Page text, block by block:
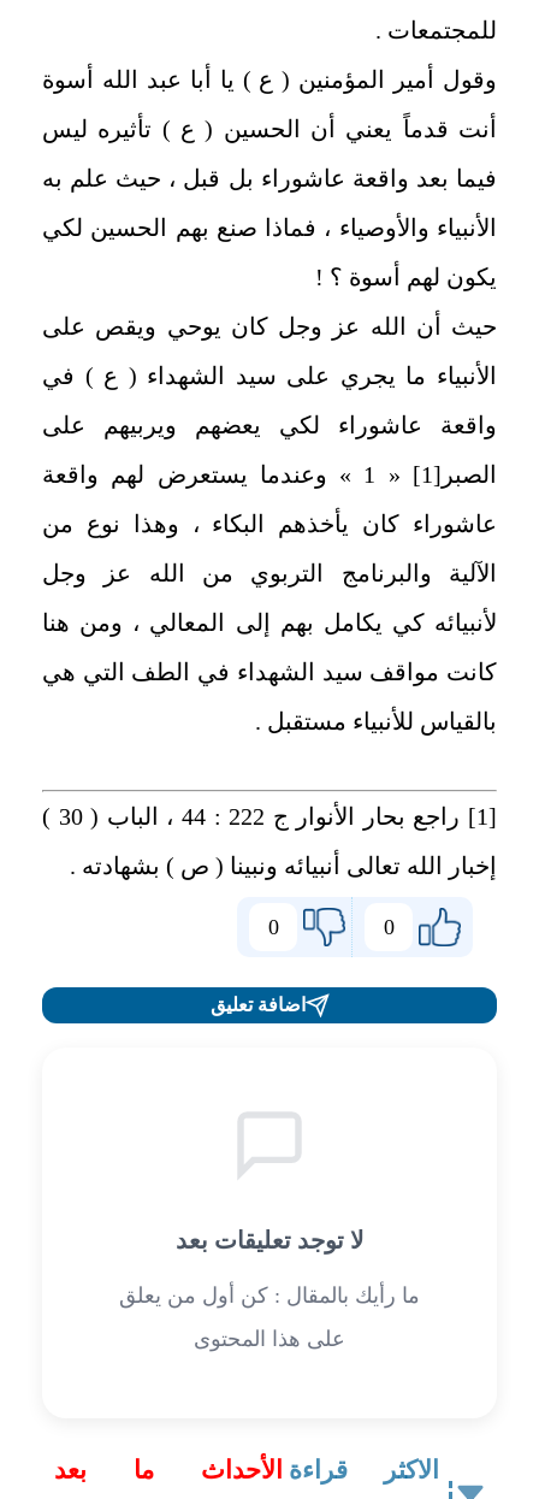
للمجتمعات .
وقول أمير المؤمنين ( ع ) يا أبا عبد الله أسوة
أنت قدماً يعني أن الحسين ( ع ) تأثيره ليس
فيما بعد واقعة عاشوراء بل قبل ، حيث علم به
الأنبياء والأوصياء ، فماذا صنع بهم الحسين لكي
يكون لهم أسوة ؟ !
حيث أن الله عز وجل كان يوحي ويقص على
الأنبياء ما يجري على سيد الشهداء ( ع ) في
واقعة عاشوراء لكي يعضهم ويربيهم على
الصبر [1]
« 1 » وعندما يستعرض لهم واقعة
عاشوراء كان يأخذهم البكاء ، وهذا نوع من
الآلية والبرنامج التربوي من الله عز وجل
لأنبيائه كي يكامل بهم إلى المعالي ، ومن هنا
كانت مواقف سيد الشهداء في الطف التي هي
بالقياس للأنبياء مستقبل .
[1]
راجع بحار الأنوار ج 222 : 44 ، الباب ( 30 )
إخبار الله تعالى أنبيائه ونبينا ( ص ) بشهادته .
0
0
اضافة تعليق
لا توجد تعليقات بعد
ما رأيك بالمقال : كن أول من يعلق
على هذا المحتوى
الاكثر قراءة الأحداث ما بعد